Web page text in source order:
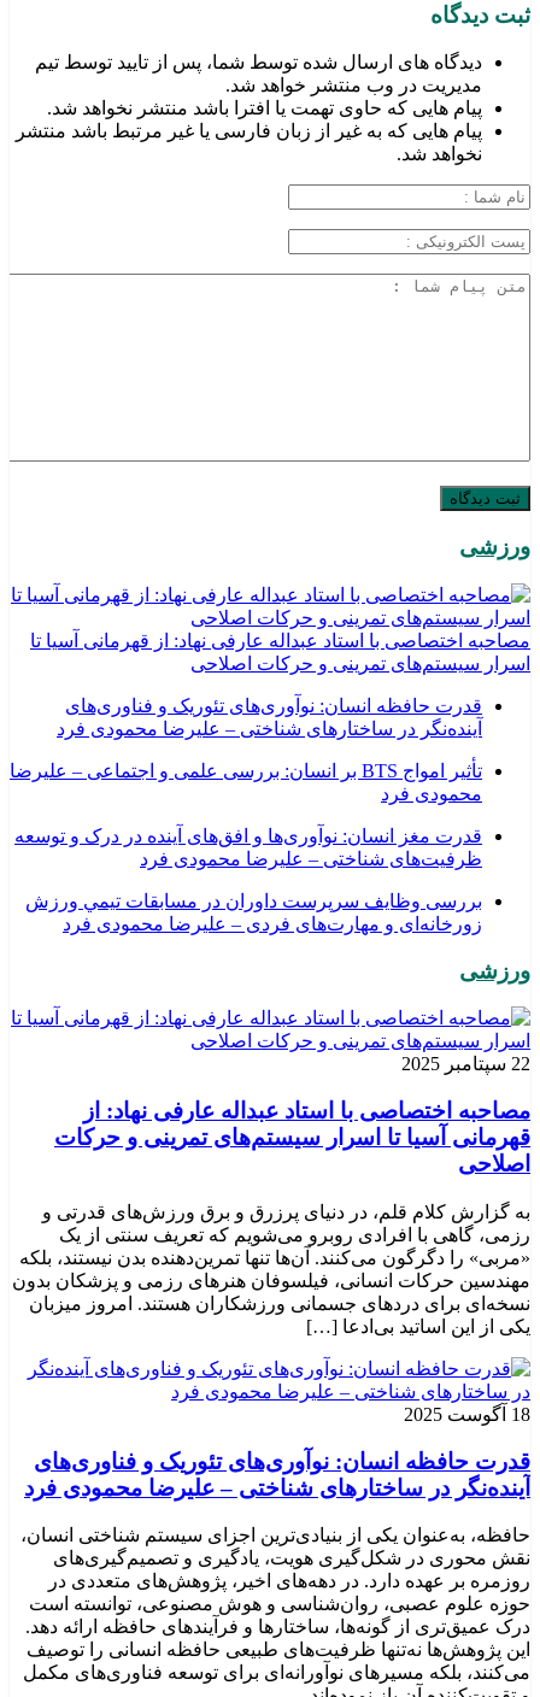
ثبت دیدگاه
دیدگاه های ارسال شده توسط شما، پس از تایید توسط تیم
مدیریت در وب منتشر خواهد شد.
پیام هایی که حاوی تهمت یا افترا باشد منتشر نخواهد شد.
پیام هایی که به غیر از زبان فارسی یا غیر مرتبط باشد منتشر
نخواهد شد.
ورزشی
مصاحبه اختصاصی با استاد عبداله عارفی نهاد: از قهرمانی آسیا تا
اسرار سیستم‌های تمرینی و حرکات اصلاحی
قدرت حافظه انسان: نوآوری‌های تئوریک و فناوری‌های
آینده‌نگر در ساختارهای شناختی – علیرضا محمودی فرد
تأثیر امواج BTS بر انسان: بررسی علمی و اجتماعی – علیرضا
محمودی فرد
قدرت مغز انسان: نوآوری‌ها و افق‌های آینده در درک و توسعه
ظرفیت‌های شناختی – علیرضا محمودی فرد
بررسی وظايف سرپرست داوران در مسابقات تیمي ورزش
زورخانه‌ای و مهارت‌های فردی – علیرضا محمودی فرد
ورزشی
22 سپتامبر 2025
مصاحبه اختصاصی با استاد عبداله عارفی نهاد: از
قهرمانی آسیا تا اسرار سیستم‌های تمرینی و حرکات
اصلاحی
به گزارش کلام قلم، در دنیای پرزرق و برق ورزش‌های قدرتی و
رزمی، گاهی با افرادی روبرو می‌شویم که تعریف سنتی از یک
«مربی» را دگرگون می‌کنند. آن‌ها تنها تمرین‌دهنده بدن نیستند، بلکه
مهندسین حرکات انسانی، فیلسوفان هنرهای رزمی و پزشکان بدون
نسخه‌ای برای دردهای جسمانی ورزشکاران هستند. امروز میزبان
یکی از این اساتید بی‌ادعا […]
18 آگوست 2025
قدرت حافظه انسان: نوآوری‌های تئوریک و فناوری‌های
آینده‌نگر در ساختارهای شناختی – علیرضا محمودی فرد
حافظه، به‌عنوان یکی از بنیادی‌ترین اجزای سیستم شناختی انسان،
نقش محوری در شکل‌گیری هویت، یادگیری و تصمیم‌گیری‌های
روزمره بر عهده دارد. در دهه‌های اخیر، پژوهش‌های متعددی در
حوزه علوم عصبی، روان‌شناسی و هوش مصنوعی، توانسته‌ است
درک عمیق‌تری از گونه‌ها، ساختارها و فرآیندهای حافظه ارائه دهد.
این پژوهش‌ها نه‌تنها ظرفیت‌های طبیعی حافظه انسانی را توصیف
می‌کنند، بلکه مسیرهای نوآورانه‌ای برای توسعه فناوری‌های مکمل